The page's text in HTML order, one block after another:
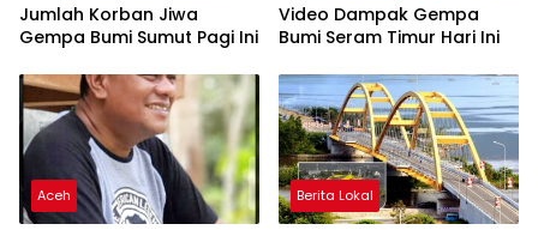
Jumlah Korban Jiwa
Gempa Bumi Sumut Pagi Ini
Video Dampak Gempa
Bumi Seram Timur Hari Ini
Aceh Berita Lokal